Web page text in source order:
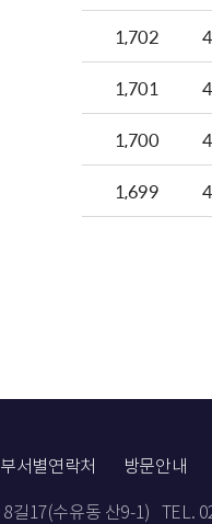
1,702
1,701
1,700
1,699
부서별연락처 방문안내
길17(수유동 산9-1) TEL.